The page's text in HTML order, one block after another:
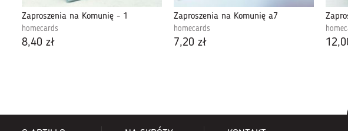
Zaproszenia na Komunię - 1
homecards
8,40 zł
Zaproszenia na Komunię a7
homecards
7,20 zł